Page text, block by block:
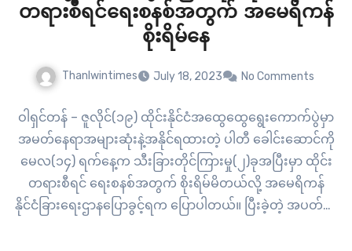
တရားစီရင်ရေးစနစ်အတွက် အမေရိကန်
စိုးရိမ်နေ
Thanlwintimes July 18, 2023 No Comments
ဝါရှင်တန် – ဇူလိုင်(၁၉) ထိုင်းနိုင်ငံအထွေထွေရွေးကောက်ပွဲမှာ
အမတ်နေရာအများဆုံးနဲ့အနိုင်ရထားတဲ့ ပါတီ ခေါင်းဆောင်ကို
မေလ(၁၄) ရက်နေ့က သီးခြားတိုင်ကြားမှု(၂)ခုအပြီးမှာ ထိုင်း
တရားစီရင် ရေးစနစ်အတွက် စိုးရိမ်မိတယ်လို့ အမေရိကန်
နိုင်ငံခြားရေးဌာနပြောခွင့်ရက ပြောပါတယ်။ ပြီးခဲ့တဲ့ အပတ်က